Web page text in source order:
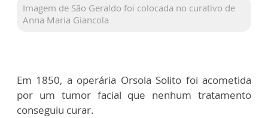
Imagem de São Geraldo foi colocada no curativo de
Anna Maria Giancola
Em 1850, a operária Orsola Solito foi acometida
por um tumor facial que nenhum tratamento
conseguiu curar.